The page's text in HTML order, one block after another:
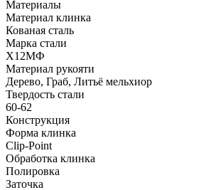
Материалы
Материал клинка
Кованая сталь
Марка стали
Х12МФ
Материал рукояти
Дерево, Граб, Литьё мельхиор
Твердость стали
60-62
Конструкция
Форма клинка
Clip-Point
Обработка клинка
Полировка
Заточка